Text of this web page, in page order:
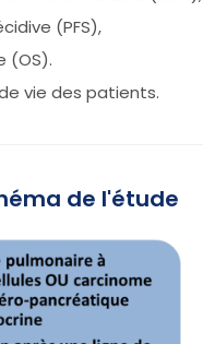
(PFS),
(OS).
vie des patients.
de l'étude